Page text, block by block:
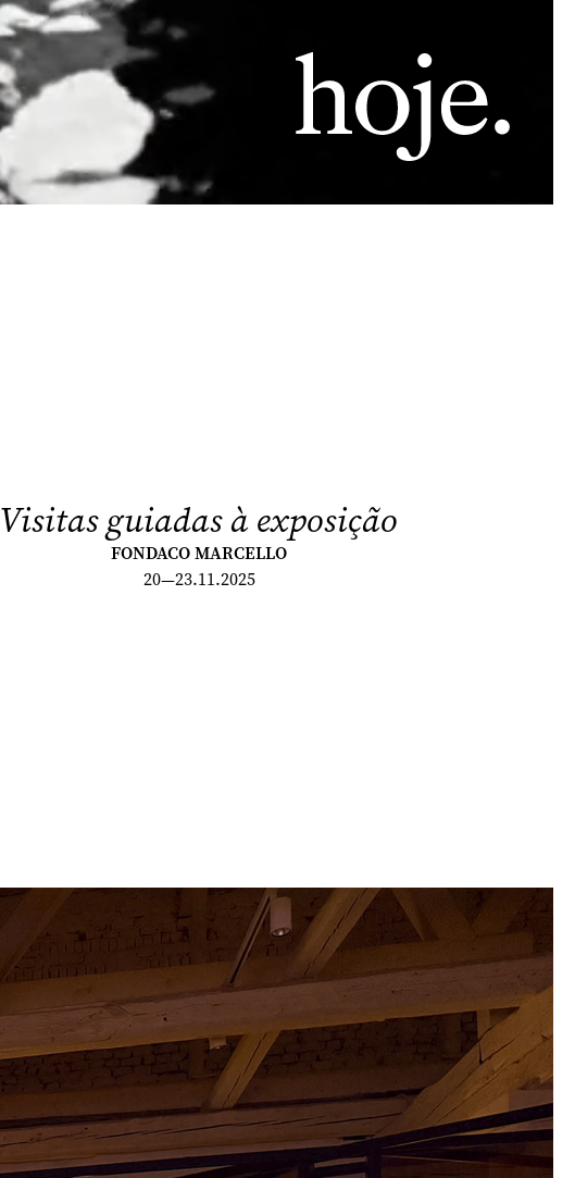
Visitas guiadas à exposição
FONDACO MARCELLO
20—23.11.2025